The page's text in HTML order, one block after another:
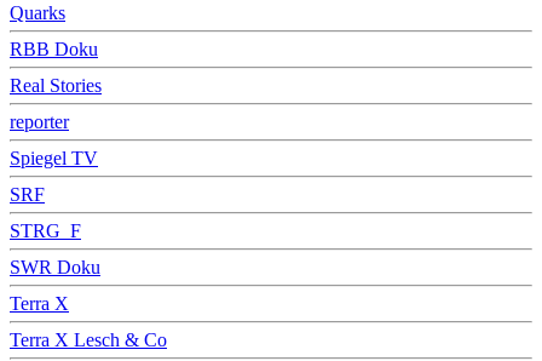
Quarks
RBB Doku
Real Stories
reporter
Spiegel TV
SRF
STRG_F
SWR Doku
Terra X
Terra X Lesch & Co